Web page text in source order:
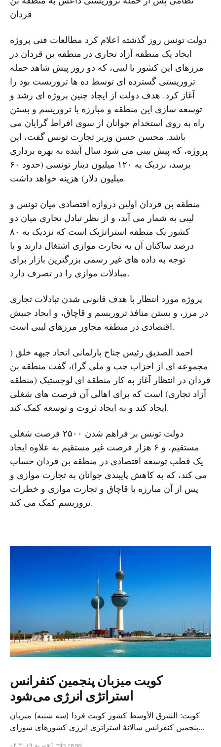
قردان
دولت تونس روز گذشته اعلام کرد مطالعات فنی پروژه
ایجاد یک منطقه آزاد تجاری در منطقه بن قردان در
مرزهای این کشور با لیبی، که دو روز پیش شاهد حمله
تروریستی گسترده ای توسط ده ها تروریست بود را
آغاز کرد. هدف دولت از ایجاد چنین پروژه ای رشد و
توسعه سازی این منطقه و مبارزه با تروریسم و بستن
راه به روی استخدام جوانان از سوی افراط گرایان می
باشد. محسن حسن وزیر تجارت تونس گفت، این
پروژه، که پیش بینی می شود سال آینده به بهره برداری
برسد، نزدیک به ۱۲۰ میلیون دینار تونسی (حدود ۶۰
میلیون دلار) هزینه خواهد داشت.
منطقه بن قردان اولین دروازه اقتصادی میان تونس و
لیبی به شمار می آید، و از نظر تبادل تجاری میان دو
کشور یک منطقه استراتژیک است که نزدیک به ۸۰
درصد ساکنان آن به تجارت موازی اشتغال دارند و با
توجه به داده های غیر رسمی بزرگترین بازار برای
مبادلات موازی را در تصرف دارد.
پروژه مورد انتظار با هدف قانونی شدن تبادلات تجاری
در مرز، و بستن منافذ تروریسم و قاچاق، و ایجاد جنبش
اقتصادی در منطقه مجاور مرزهای لیبی است.
احمد الصدیق رئیس جناح پارلمانی اتحاد جبهه خلق (
مجموعه ای از احزاب چپ و ملی گرا)، گفت منطقه بن
قردان در انتظار آغاز به کار منطقه ای لوجستیک (منطقه
آزاد تجاری) است که برای اهالی آن فرصت های شغلی
ایجاد کند و به ایجاد ثروت و توسعه کمک کند.
دولت تونس بر فراهم شدن ۲۵۰۰ فرصت شغلی
مستقیم، و ۶ هزار فرصت غیر مستقیم به علاوه ایجاد
یک قطب توسعه اقتصادی در منطقه بن قردان حساب
می کند، که به کاهش پایبندی جوانان به تجارت موازی و
پس از آن مبارزه با قاچاق و تجارت موازی و خطرات
تروریسم کمک می کند.
کویت میزبان پنجمین کنفرانس
استراتژی انرژی می‌شود
کویت: الشرق الأوسط کشور کویت فردا (سه شنبه) میزبان
پنجمین کنفرانس سالانهٔ استراتژی انرژی کشورهای شورای
۰۴ فوریه ۲۰۱۹1 min read